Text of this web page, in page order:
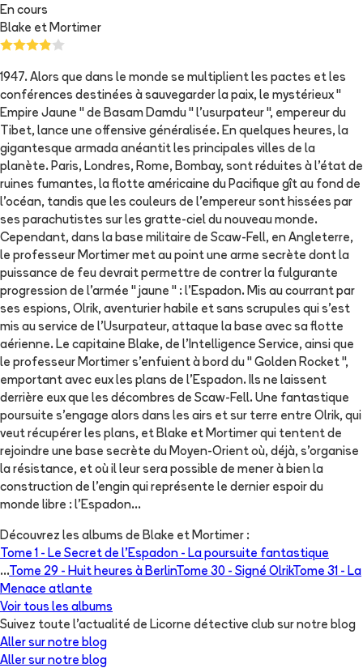
En cours
Blake et Mortimer
1947. Alors que dans le monde se multiplient les pactes et les
conférences destinées à sauvegarder la paix, le mystérieux "
Empire Jaune " de Basam Damdu " l'usurpateur ", empereur du
Tibet, lance une offensive généralisée. En quelques heures, la
gigantesque armada anéantit les principales villes de la
planète. Paris, Londres, Rome, Bombay, sont réduites à l'état de
ruines fumantes, la flotte américaine du Pacifique gît au fond de
l'océan, tandis que les couleurs de l'empereur sont hissées par
ses parachutistes sur les gratte-ciel du nouveau monde.
Cependant, dans la base militaire de Scaw-Fell, en Angleterre,
le professeur Mortimer met au point une arme secrète dont la
puissance de feu devrait permettre de contrer la fulgurante
progression de l'armée " jaune " : l'Espadon. Mis au courrant par
ses espions, Olrik, aventurier habile et sans scrupules qui s'est
mis au service de l'Usurpateur, attaque la base avec sa flotte
aérienne. Le capitaine Blake, de l'Intelligence Service, ainsi que
le professeur Mortimer s'enfuient à bord du " Golden Rocket ",
emportant avec eux les plans de l'Espadon. Ils ne laissent
derrière eux que les décombres de Scaw-Fell. Une fantastique
poursuite s'engage alors dans les airs et sur terre entre Olrik, qui
veut récupérer les plans, et Blake et Mortimer qui tentent de
rejoindre une base secrète du Moyen-Orient où, déjà, s'organise
la résistance, et où il leur sera possible de mener à bien la
construction de l'engin qui représente le dernier espoir du
monde libre : l'Espadon...
Découvrez les albums de Blake et Mortimer :
Tome 1 - Le Secret de l'Espadon - La poursuite fantastique
...Tome 29 - Huit heures à BerlinTome 30 - Signé OlrikTome 31 - La
Menace atlante
Voir tous les albums
Suivez toute l'actualité de Licorne détective club sur notre blog
Aller sur notre blog
Aller sur notre blog